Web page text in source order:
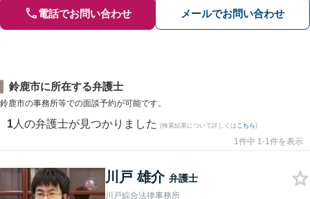
電話でお問い合わせ メールでお問い合わせ
鈴鹿市に所在する弁護士
鈴鹿市の事務所等での面談予約が可能です。
1 人の弁護士が見つかりました (検索結果について詳しくは こちら)
1件中 1-1件を表示
川戸 雄介 弁護士
川戸綜合法律事務所